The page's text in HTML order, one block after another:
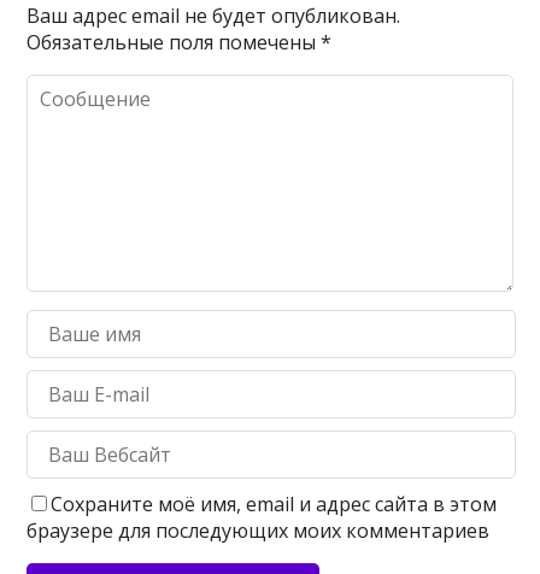
Ваш адрес email не будет опубликован.
Обязательные поля помечены*
Сохраните моё имя, email и адрес сайта в этом
браузере для последующих моих комментариев